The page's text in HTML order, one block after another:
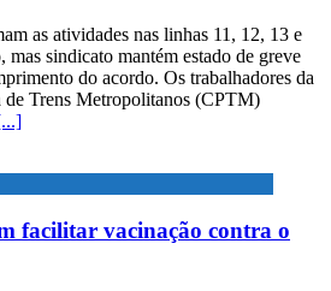
as atividades nas linhas 11, 12, 13 e
mas sindicato mantém estado de greve
do acordo. Os trabalhadores da
de Trens Metropolitanos (CPTM)
facilitar vacinação contra o